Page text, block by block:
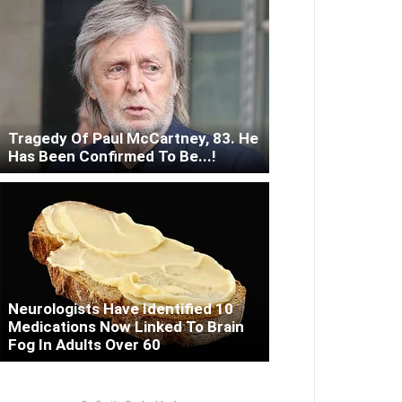
Tragedy Of Paul McCartney, 83. He
Has Been Confirmed To Be...!
Neurologists Have Identified 10
Medications Now Linked To Brain
Fog In Adults Over 60